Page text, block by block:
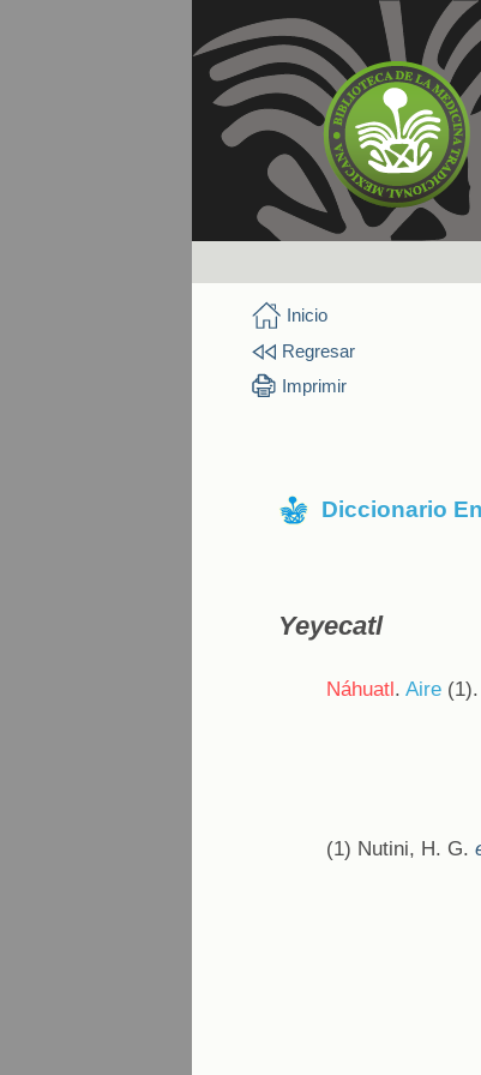
Inicio
Regresar
Imprimir
Diccionario
Yeyecatl
Náhuatl. Aire (1).
(1) Nutini, H. G.